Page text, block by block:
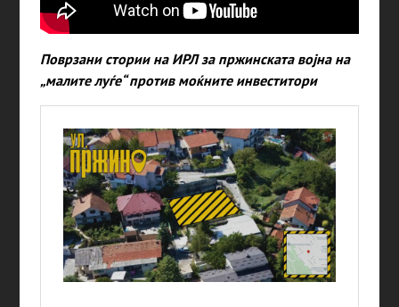
Поврзани стории на ИРЛ за пржинската војна на
„малите луѓе“ против моќните инвеститори